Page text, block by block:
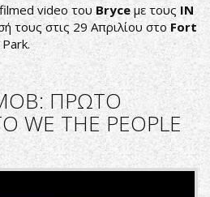
video του Bryce με τους IN
τους στις 29 Απριλίου στο Fort
ΠΡΩΤΟ
THE PEOPLE